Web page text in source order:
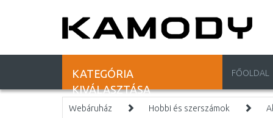
KATEGÓRIA
KIVÁLASZTÁSA
FŐOLDAL
Webáruház Hobbi és szerszámok